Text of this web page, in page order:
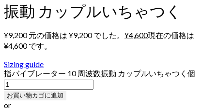
振動 カップルいちゃつく
¥9,200 元の価格は ¥9,200 でした。 ¥4,600現在の価格は
¥4,600 です。
Sizing guide
指バイブレーター 10 周波数振動 カップルいちゃつく個
お買い物カゴに追加
or